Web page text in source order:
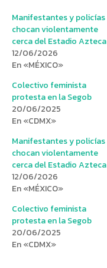
Manifestantes y policías
chocan violentamente
cerca del Estadio Azteca
12/06/2026
En «MÉXICO»
Colectivo feminista
protesta en la Segob
20/06/2025
En «CDMX»
Manifestantes y policías
chocan violentamente
cerca del Estadio Azteca
12/06/2026
En «MÉXICO»
Colectivo feminista
protesta en la Segob
20/06/2025
En «CDMX»